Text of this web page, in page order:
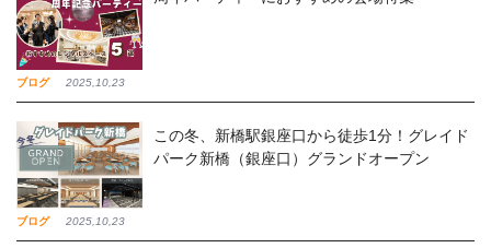
ブログ 2025,10,23
ブログ 2025,10,23
この冬、新橋駅銀座口から徒歩1分！グレイド
パーク新橋（銀座口）グランドオープン